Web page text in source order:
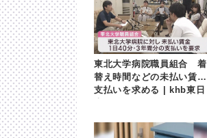
東北大学病院職員組合 着
替え時間などの未払い賃金
支払いを求める | khb東日